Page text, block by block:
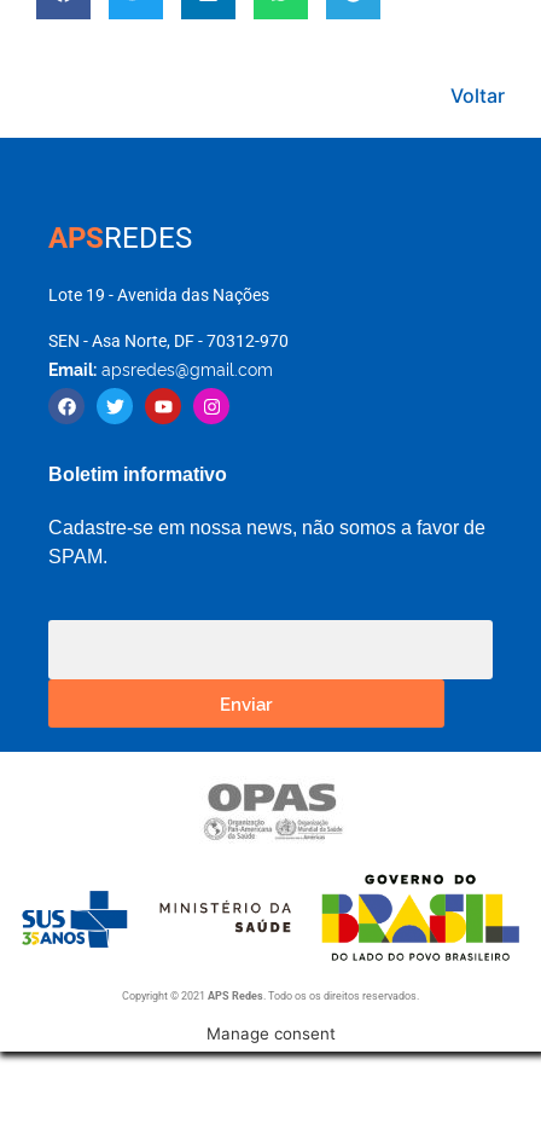
Voltar
APSREDES
Lote 19 - Avenida das Nações
SEN - Asa Norte, DF - 70312-970
Email: apsredes@gmail.com
Boletim informativo
Cadastre-se em nossa news, não somos a favor de
SPAM.
Enviar
Copyright © 2021 APS Redes . Todo os os direitos reservados.
Manage consent